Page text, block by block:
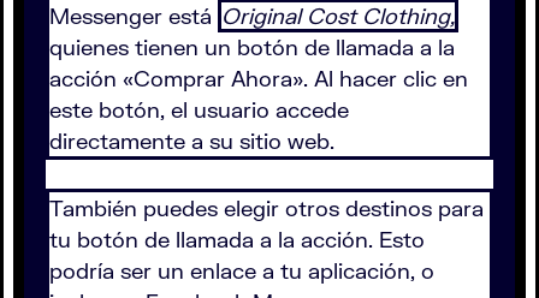
Messenger está Original Cost Clothing,
quienes tienen un botón de llamada a la
acción «Comprar Ahora». Al hacer clic en
este botón, el usuario accede
directamente a su sitio web.
También puedes elegir otros destinos para
tu botón de llamada a la acción. Esto
podría ser un enlace a tu aplicación, o